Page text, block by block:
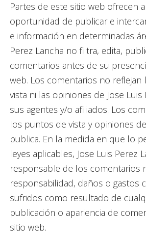
Partes de este sitio web ofrecen
oportunidad de publicar e
e información en determinadas
Perez Lancha no filtra, edita,
comentarios antes de su
web. Los comentarios no
vista ni las opiniones de Jose Luis
sus agentes y/o afiliados. Los
los puntos de vista y opiniones
publica. En la medida en que lo
leyes aplicables, Jose Luis Perez
responsable de los comentarios
responsabilidad, daños o gastos
sufridos como resultado de
publicación o apariencia de
sitio web.